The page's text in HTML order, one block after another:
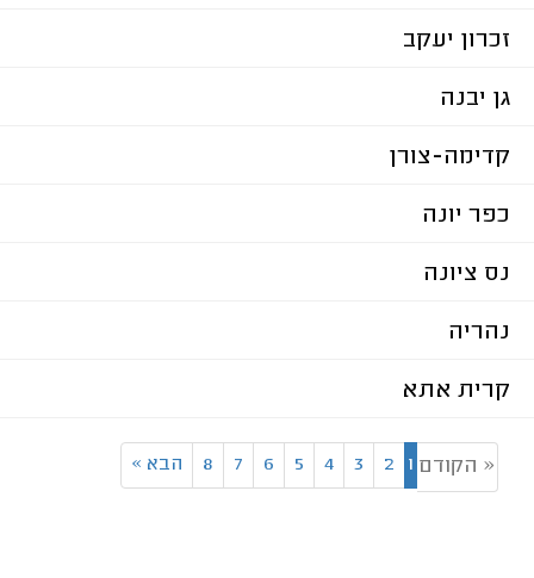
זכרון יעקב
גן יבנה
קדימה-צורן
כפר יונה
נס ציונה
נהריה
קרית אתא
« הקודם 1
2
3
4
5
6
7
8 הבא »